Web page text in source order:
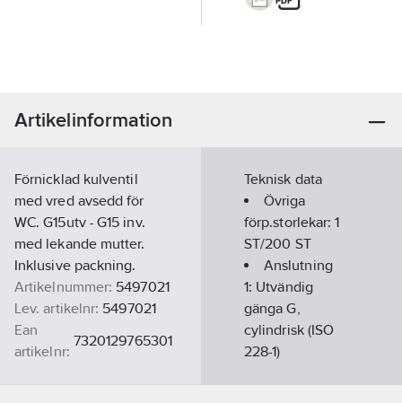
Artikelinformation
Förnicklad kulventil
med vred avsedd för
WC. G15utv - G15 inv.
med lekande mutter.
Inklusive packning.
Artikelnummer: 5497021
Lev. artikelnr: 5497021
Ean
artikelnr:
7320129765301
8560104 8560105
Teknisk data
Övriga
förp.storlekar:1
ST/200 ST
Anslutning
1: Utvändig
gänga G,
cylindrisk (ISO
228-1)